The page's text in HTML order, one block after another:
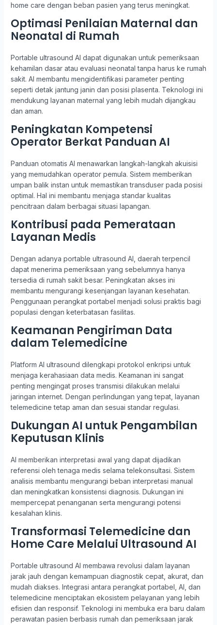
home care dengan beban pasien yang terus meningkat.
Optimasi Penilaian Maternal dan
Neonatal di Rumah
Portable ultrasound AI dapat digunakan untuk pemeriksaan
kehamilan dasar atau evaluasi neonatal tanpa harus ke rumah
sakit. AI membantu mengidentifikasi parameter penting
seperti detak jantung janin dan posisi plasenta. Teknologi ini
mendukung layanan maternal yang lebih mudah dijangkau
dan aman.
Peningkatan Kompetensi
Operator Berkat Panduan AI
Panduan otomatis AI menawarkan langkah-langkah akuisisi
yang memudahkan operator pemula. Sistem memberikan
umpan balik instan untuk memastikan transduser pada posisi
optimal. Hal ini membantu menjaga standar kualitas
pencitraan dalam berbagai situasi lapangan.
Kontribusi pada Pemerataan
Layanan Medis
Dengan adanya portable ultrasound AI, daerah terpencil
dapat menerima pemeriksaan yang sebelumnya hanya
tersedia di rumah sakit besar. Peningkatan akses ini
membantu mengurangi kesenjangan layanan kesehatan.
Penggunaan perangkat portabel menjadi solusi praktis bagi
populasi dengan keterbatasan fasilitas.
Keamanan Pengiriman Data
dalam Telemedicine
Platform AI ultrasound dilengkapi protokol enkripsi untuk
menjaga kerahasiaan data medis. Keamanan ini sangat
penting mengingat proses transmisi dilakukan melalui
jaringan internet. Dengan perlindungan yang tepat, layanan
telemedicine tetap aman dan sesuai standar regulasi.
Dukungan AI untuk Pengambilan
Keputusan Klinis
AI memberikan interpretasi awal yang dapat dijadikan
referensi oleh tenaga medis selama telekonsultasi. Sistem
analisis membantu mengurangi beban interpretasi manual
dan meningkatkan konsistensi diagnosis. Dukungan ini
mempercepat penanganan serta mengurangi potensi
kesalahan klinis.
Transformasi Telemedicine dan
Home Care Melalui Ultrasound AI
Portable ultrasound AI membawa revolusi dalam layanan
jarak jauh dengan kemampuan diagnostik cepat, akurat, dan
mudah diakses. Integrasi antara perangkat portabel, AI, dan
telemedicine menciptakan ekosistem pelayanan yang lebih
efisien dan responsif. Teknologi ini membuka era baru dalam
perawatan pasien berbasis rumah dan pemeriksaan jarak